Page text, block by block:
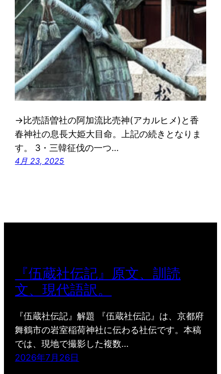
→比売語曽社の阿加流比売神(アカルヒメ)と香
春神社の息長大姫大目命。上記の続きとなりま
す。 3・三韓征伐の一つ…
4月 23, 2025
『伍蔵社伝記』原文、訓読
文、現代語訳。
『伍蔵社伝記』解題 『伍蔵社伝記』は、京都府
舞鶴市の岩室稲荷神社に伝わる社伝です。本稿
では、現地で撮影した複数…
2026年7月26日